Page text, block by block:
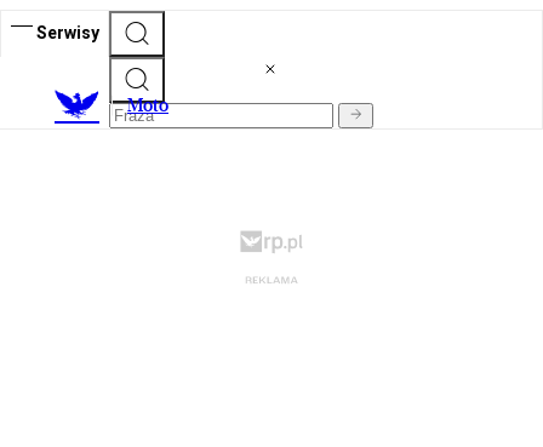
Serwisy
Moto